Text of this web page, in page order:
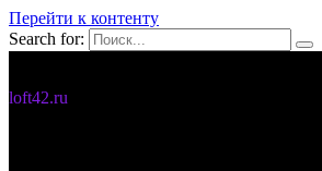
Перейти к контенту
Search for:
loft42.ru